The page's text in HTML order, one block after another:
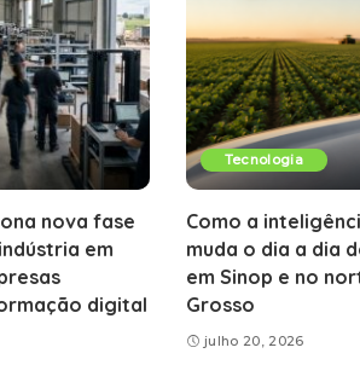
nova fase
em
digital
Tecnologia
Como a
muda o dia a dia
em Sinop e no
Grosso
julho 20, 2026